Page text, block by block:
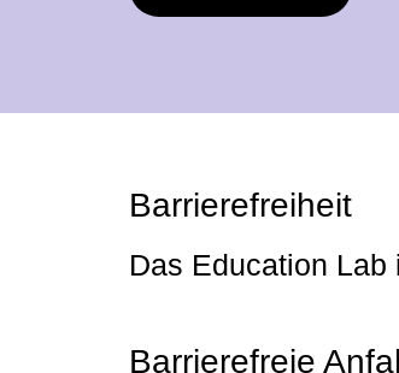
Barrierefreiheit
Das Education Lab
Barrierefreie